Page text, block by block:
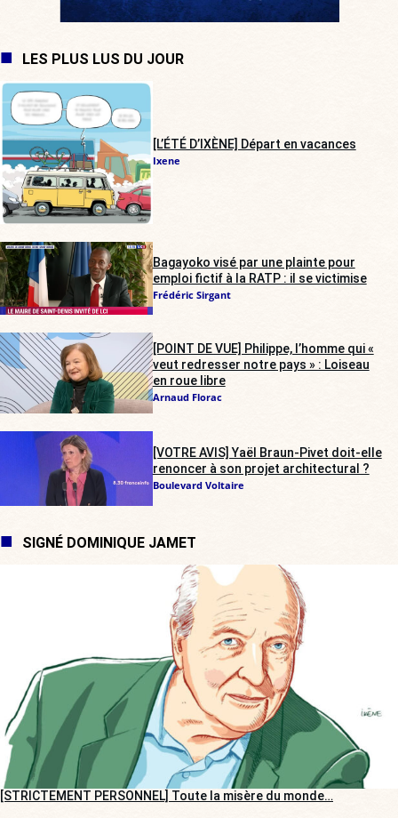
LES PLUS LUS DU JOUR
[L’ÉTÉ D’IXÈNE] Départ en vacances
Ixene
Bagayoko visé par une plainte pour
emploi fictif à la RATP : il se victimise
Frédéric Sirgant
[POINT DE VUE] Philippe, l’homme qui «
veut redresser notre pays » : Loiseau
en roue libre
Arnaud Florac
[VOTRE AVIS] Yaël Braun-Pivet doit-elle
renoncer à son projet architectural ?
Boulevard Voltaire
SIGNÉ DOMINIQUE JAMET
[STRICTEMENT PERSONNEL] Toute la misère du monde…